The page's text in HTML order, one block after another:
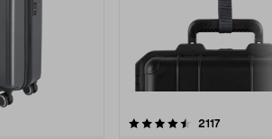
2117
4.5 av 5 stjärnor